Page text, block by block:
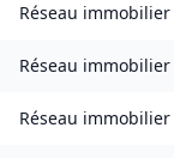
Réseau immobilier
Réseau immobilier
Réseau immobilier